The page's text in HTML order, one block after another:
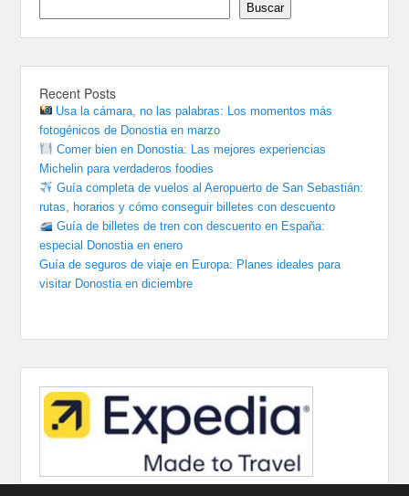
Buscar
Recent Posts
Usa la cámara, no las palabras: Los momentos más
fotogénicos de Donostia en marzo
Comer bien en Donostia: Las mejores experiencias
Michelin para verdaderos foodies
Guía completa de vuelos al Aeropuerto de San Sebastián:
rutas, horarios y cómo conseguir billetes con descuento
Guía de billetes de tren con descuento en España:
especial Donostia en enero
Guía de seguros de viaje en Europa: Planes ideales para
visitar Donostia en diciembre